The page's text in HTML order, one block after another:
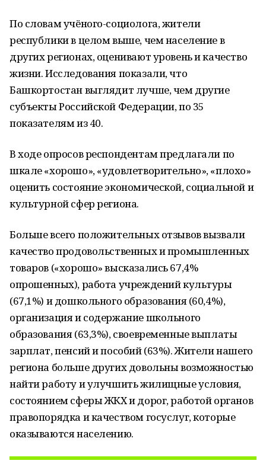
По словам учёного-социолога, жители
республики в целом выше, чем население в
других регионах, оценивают уровень и качество
жизни. Исследования показали, что
Башкортостан выглядит лучше, чем другие
субъекты Российской Федерации, по 35
показателям из 40.
В ходе опросов респондентам предлагали по
шкале «хорошо», «удовлетворительно», «плохо»
оценить состояние экономической, социальной и
культурной сфер региона.
Больше всего положительных отзывов вызвали
качество продовольственных и промышленных
товаров («хорошо» высказались 67,4%
опрошенных), работа учреждений культуры
(67,1%) и дошкольного образования (60,4%),
организация и содержание школьного
образования (63,3%), своевременные выплаты
зарплат, пенсий и пособий (63%). Жители нашего
региона больше других довольны возможностью
найти работу и улучшить жилищные условия,
состоянием сферы ЖКХ и дорог, работой органов
правопорядка и качеством госуслуг, которые
оказываются населению.